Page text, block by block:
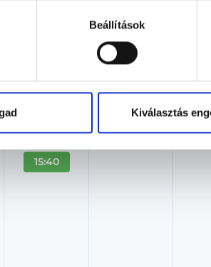
Beállítások
Kiválasztás
Szombat
12:20
15:40
Vasárnap